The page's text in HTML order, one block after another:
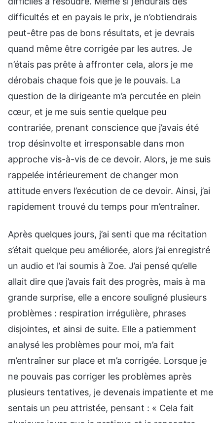
difficultés et en payais le prix, je n’obtiendrais
peut-être pas de bons résultats, et je devrais
quand même être corrigée par les autres. Je
n’étais pas prête à affronter cela, alors je me
dérobais chaque fois que je le pouvais. La
question de la dirigeante m’a percutée en plein
cœur, et je me suis sentie quelque peu
contrariée, prenant conscience que j’avais été
trop désinvolte et irresponsable dans mon
approche vis-à-vis de ce devoir. Alors, je me suis
rappelée intérieurement de changer mon
attitude envers l’exécution de ce devoir. Ainsi, j’ai
rapidement trouvé du temps pour m’entraîner.
Après quelques jours, j’ai senti que ma récitation
s’était quelque peu améliorée, alors j’ai enregistré
un audio et l’ai soumis à Zoe. J’ai pensé qu’elle
allait dire que j’avais fait des progrès, mais à ma
grande surprise, elle a encore souligné plusieurs
problèmes : respiration irrégulière, phrases
disjointes, et ainsi de suite. Elle a patiemment
analysé les problèmes pour moi, m’a fait
m’entraîner sur place et m’a corrigée. Lorsque je
ne pouvais pas corriger les problèmes après
plusieurs tentatives, je devenais impatiente et me
sentais un peu attristée, pensant : « Cela fait